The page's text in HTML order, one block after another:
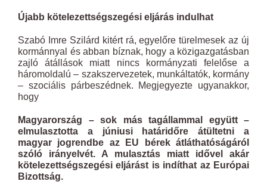
Újabb kötelezettségszegési eljárás indulhat
Szabó Imre Szilárd kitért rá, egyelőre türelmesek az új
kormánnyal és abban bíznak, hogy a közigazgatásban
zajló átállások miatt nincs kormányzati felelőse a
háromoldalú – szakszervezetek, munkáltatók, kormány
– szociális párbeszédnek. Megjegyezte ugyanakkor,
hogy
Magyarország – sok más tagállammal együtt –
elmulasztotta a júniusi határidőre átültetni a
magyar jogrendbe az EU bérek átláthatóságáról
szóló irányelvét. A mulasztás miatt idővel akár
kötelezettségszegési eljárást is indíthat az Európai
Bizottság.